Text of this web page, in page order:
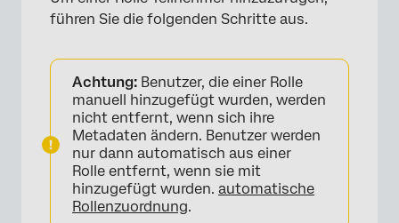
führen Sie die folgenden Schritte aus.
Achtung: Benutzer, die einer Rolle
manuell hinzugefügt wurden, werden
nicht entfernt, wenn sich ihre
Metadaten ändern. Benutzer werden
nur dann automatisch aus einer
Rolle entfernt, wenn sie mit
hinzugefügt wurden. automatische
Rollenzuordnung.